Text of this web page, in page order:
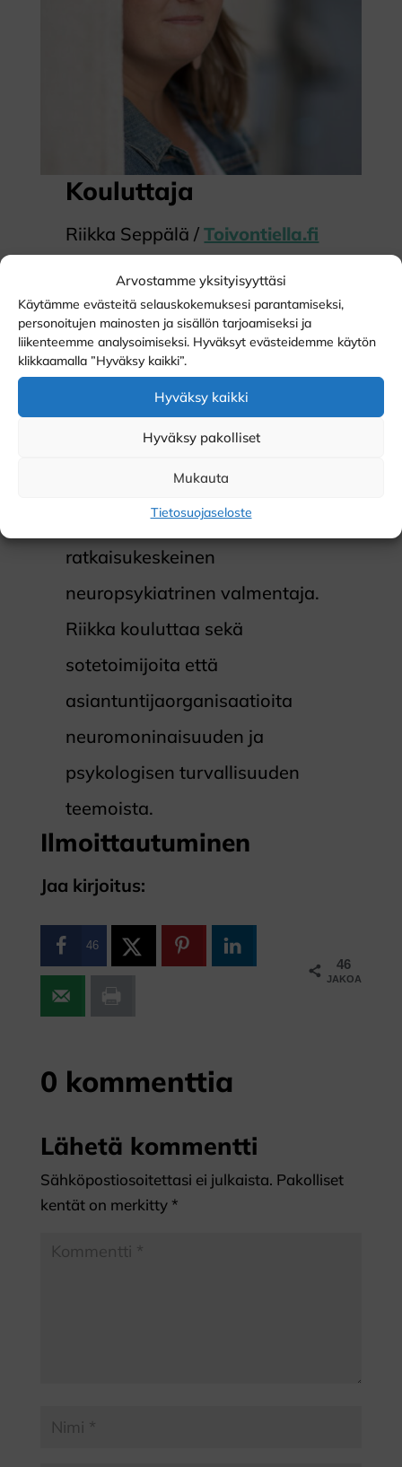
Arvostamme yksityisyyttäsi
Käytämme evästeitä selauskokemuksesi parantamiseksi,
personoitujen mainosten ja sisällön tarjoamiseksi ja
liikenteemme analysoimiseksi. Hyväksyt evästeidemme käytön
klikkaamalla ”Hyväksy kaikki”.
Hyväksy kaikki
Hyväksy pakolliset
Mukauta
Tietosuojaseloste
Kouluttaja
Riikka Seppälä /Toivontiella.fi
Lisätiedot:riikka@toivontiella.fi
Riikka on empaattisuudestaan
kiitelty kouluttaja, Brené
Brownin opeissa koulutettu
Dare to Lead fasilitaattori,
häpeäcoach ja
ratkaisukeskeinen
neuropsykiatrinen valmentaja.
Riikka kouluttaa sekä
sotetoimijoita että
asiantuntijaorganisaatioita
neuromoninaisuuden ja
psykologisen turvallisuuden
teemoista.
Ilmoittautuminen
Jaa kirjoitus:
46
JAKOA
46
0 kommenttia
Lähetä kommentti
Sähköpostiosoitettasi ei julkaista. Pakolliset
kentät on merkitty *